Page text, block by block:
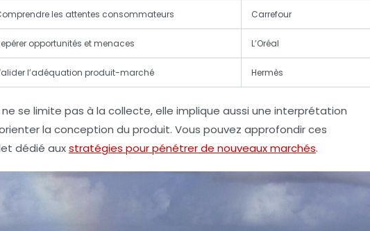
les attentes consommateurs Carrefour
opportunités et menaces L’Oréal
l’adéquation produit-marché Hermès
se limite pas à la collecte, elle implique aussi une interprétation
la conception du produit. Vous pouvez approfondir ces
dédié auxstratégies pour pénétrer de nouveaux marchés.